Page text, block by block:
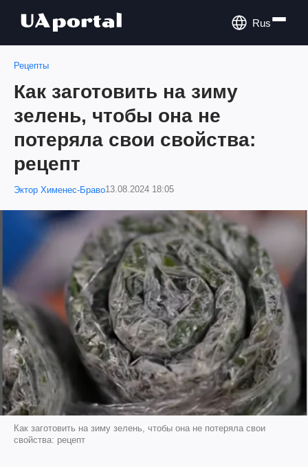
Rus
Рецепты
Как заготовить на зиму
зелень, чтобы она не
потеряла свои свойства:
рецепт
Эктор Хименес-Браво13.08.2024 18:05
Как заготовить на зиму зелень, чтобы она не потеряла свои
свойства: рецепт